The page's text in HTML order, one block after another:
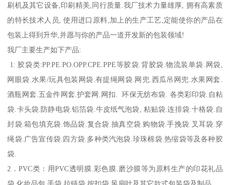
刷机及其它设备,印刷精美,同行质量.我厂技术力量雄厚, 拥有高素质
的特长技术人员, 使用进口原料,加上的生产工艺,定能使你的产品在
包装上得到升华,并愿与你的产品一道开发新的包装领域!
我厂主要生产如下产品:
1: 胶袋类:PP.PE.PO.OPP.CPE.PPE等胶袋.背胶袋.物流装单袋.网袋,
网眼袋.水果/玩具包装网袋.有提绳网袋.网兜.西瓜吊网兜.水果网套.
酒瓶网套.五金件网套.护套网.网扣. 环保无纺布袋. 各类彩印袋.自粘
袋.卡头袋.防静电袋.铝箔袋.牛皮纸气泡袋, 粘贴袋.连排袋.十格袋.自
封袋.箱包填充袋.饰品袋.复合袋.抽真空袋.购物袋.手挽袋.叉耳袋.穿
绳袋.广告宣传袋.四方袋.多种类汽泡袋.珍珠棉袋.热缩袋等及各种胶
袋.
2．PVC类：用PVC透明膜.彩色膜.磨沙膜等为原料生产的印花礼品
袋.化妆品包.手袋.拉链袋.按扣袋,风扇叶及其它款式包装袋及制品。